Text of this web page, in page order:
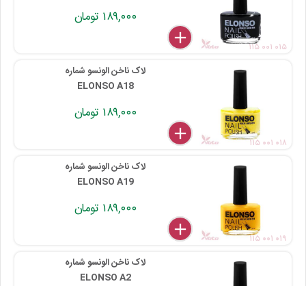
۱۸۹,۰۰۰ تومان
delete
remove
add
۱۱۵ ۰۰۱ ۰۱۵
لاک ناخن الونسو شماره
ELONSO A18
۱۸۹,۰۰۰ تومان
delete
remove
add
۱۱۵ ۰۰۱ ۰۱۸
لاک ناخن الونسو شماره
ELONSO A19
۱۸۹,۰۰۰ تومان
delete
remove
add
۱۱۵ ۰۰۱ ۰۱۹
لاک ناخن الونسو شماره
ELONSO A2